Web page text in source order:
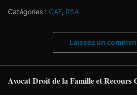
Catégories : CAF, RSA
Laissez un
Avocat Droit de la Famille et Recours